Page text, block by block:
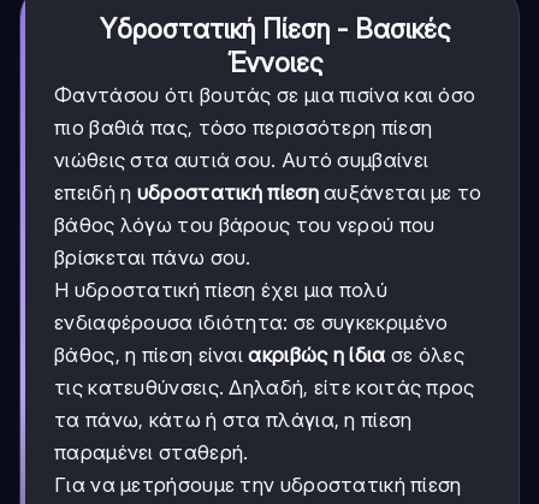
Υδροστατική Πίεση - Βασικές
Έννοιες
Φαντάσου ότι βουτάς σε μια πισίνα και όσο
πιο βαθιά πας, τόσο περισσότερη πίεση
νιώθεις στα αυτιά σου. Αυτό συμβαίνει
επειδή η υδροστατική πίεσηαυξάνεται με το
βάθος λόγω του βάρους του νερού που
βρίσκεται πάνω σου.
Η υδροστατική πίεση έχει μια πολύ
ενδιαφέρουσα ιδιότητα: σε συγκεκριμένο
βάθος, η πίεση είναιακριβώς η ίδια σε όλες
τις κατευθύνσεις. Δηλαδή, είτε κοιτάς προς
τα πάνω, κάτω ή στα πλάγια, η πίεση
παραμένει σταθερή.
Για να μετρήσουμε την υδροστατική πίεση